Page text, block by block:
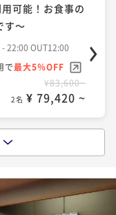
19:00 OUT12:00
2名 ¥ 110,770 ~
茸”をすべての
立です～
19:00 OUT12:00
で最大5％OFF
¥116,600~
2名 ¥ 110,770 ~
可能！お食事の
す～
22:00 OUT12:00
で最大5％OFF
¥83,600~
2名 ¥ 79,420 ~
の素材をふん
- 19:00 OUT12:00
で最大5％OFF